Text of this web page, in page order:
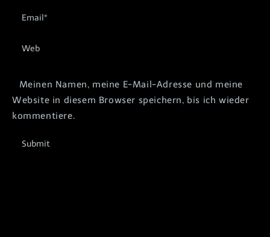
Meinen Namen, meine E-Mail-Adresse und meine
Website in diesem Browser speichern, bis ich wieder
kommentiere.
Submit